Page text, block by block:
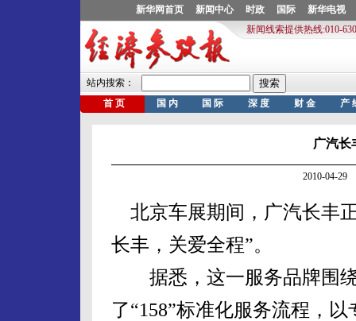
广汽长
2010-04-29
北京车展期间，广汽长丰
长丰，关爱全程”。
据悉，这一服务品牌围绕
了“158”标准化服务流程，